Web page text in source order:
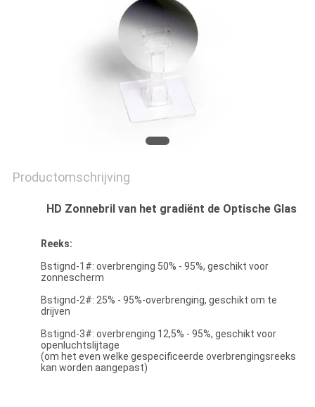
Productomschrijving
HD Zonnebril van het gradiënt de Optische Glas
Reeks:
Bstignd-1#: overbrenging 50% - 95%, geschikt voor
zonnescherm
Bstignd-2#: 25% - 95%-overbrenging, geschikt om te
drijven
Bstignd-3#: overbrenging 12,5% - 95%, geschikt voor
openluchtslijtage
(om het even welke gespecificeerde overbrengingsreeks
kan worden aangepast)